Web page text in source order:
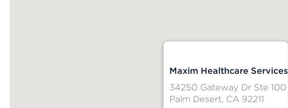
Maxim Healthcare Services
34250 Gateway Dr Ste 100
Palm Desert, CA 92211